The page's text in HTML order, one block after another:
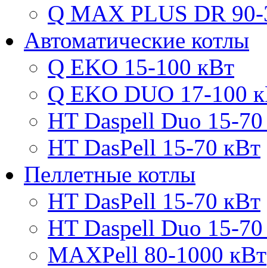
Q MAX PLUS DR
Автоматические котлы
Q EKO 15-100 кВт
Q EKO DUO 17-100
HT Daspell Duo 15-
HT DasPell 15-70 кВт
Пеллетные котлы
HT DasPell 15-70 кВт
HT Daspell Duo 15-
MAXPell 80-1000 кВт